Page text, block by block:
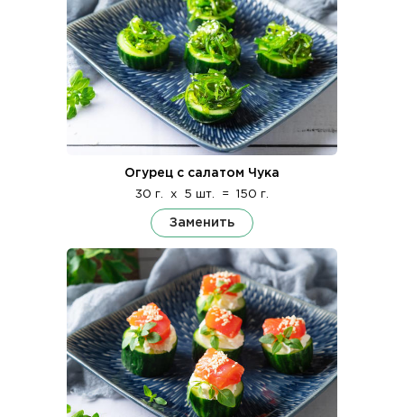
Огурец с салатом Чука
30 г. x 5 шт. = 150 г.
Заменить